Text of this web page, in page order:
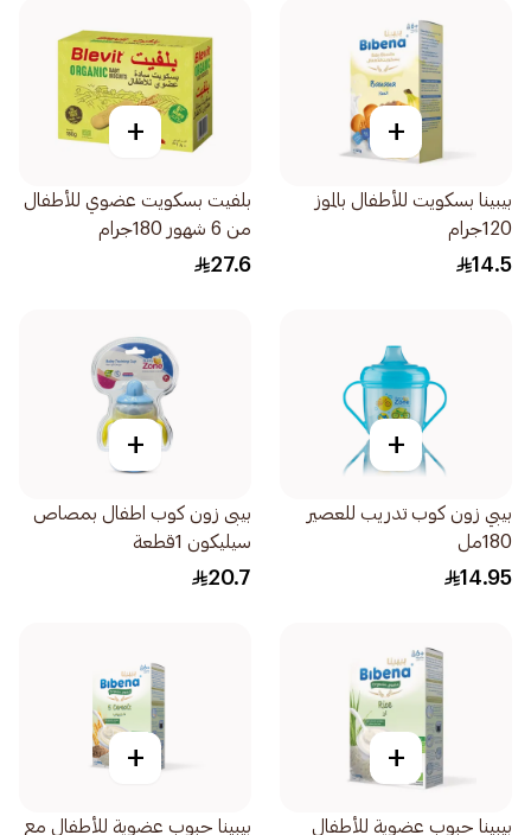
+
بيبينا بسكويت للأطفال بالموز
120جرام
14.5
+
بلفيت بسكويت عضوي للأطفال
من 6 شهور 180جرام
27.6
+
بيبي زون كوب تدريب للعصير
180مل
14.95
+
بيبى زون كوب اطفال بمصاص
سيليكون 1قطعة
20.7
+
بيبينا حبوب عضوية للأطفال
+
بيبينا حبوب عضوية للأطفال مع